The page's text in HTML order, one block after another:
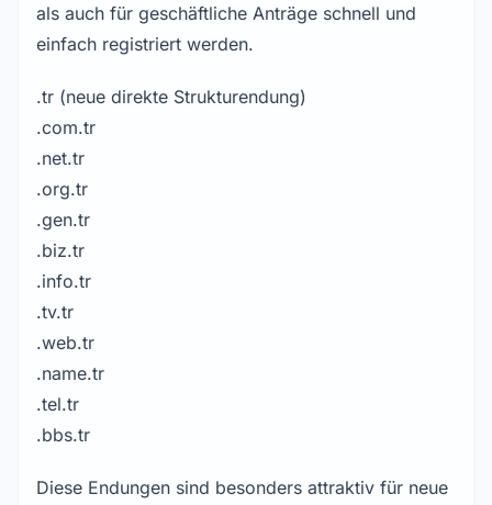
als auch für geschäftliche Anträge schnell und
einfach registriert werden.
.tr (neue direkte Strukturendung)
.com.tr
.net.tr
.org.tr
.gen.tr
.biz.tr
.info.tr
.tv.tr
.web.tr
.name.tr
.tel.tr
.bbs.tr
Diese Endungen sind besonders attraktiv für neue